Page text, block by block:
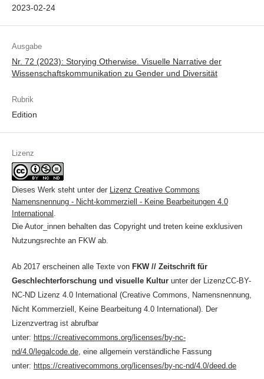
2023-02-24
Ausgabe
Nr. 72 (2023): Storying Otherwise. Visuelle Narrative der
Wissenschaftskommunikation zu Gender und Diversität
Rubrik
Edition
Lizenz
Dieses Werk steht unter der Lizenz Creative Commons
Namensnennung - Nicht-kommerziell - Keine Bearbeitungen 4.0
International .
Die Autor_innen behalten das Copyright und treten keine exklusiven
Nutzungsrechte an FKW ab.
Ab 2017 erscheinen alle Texte von FKW // Zeitschrift für
Geschlechterforschung und visuelle Kulturunter der LizenzCC-BY-
NC-ND Lizenz 4.0 International (Creative Commons, Namensnennung,
Nicht Kommerziell, Keine Bearbeitung 4.0 International). Der
Lizenzvertrag ist abrufbar
unter: https://creativecommons.org/licenses/by-nc-
nd/4.0/legalcode.de, eine allgemein verständliche Fassung
unter: https://creativecommons.org/licenses/by-nc-nd/4.0/deed.de